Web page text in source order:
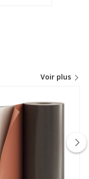
Voir plus